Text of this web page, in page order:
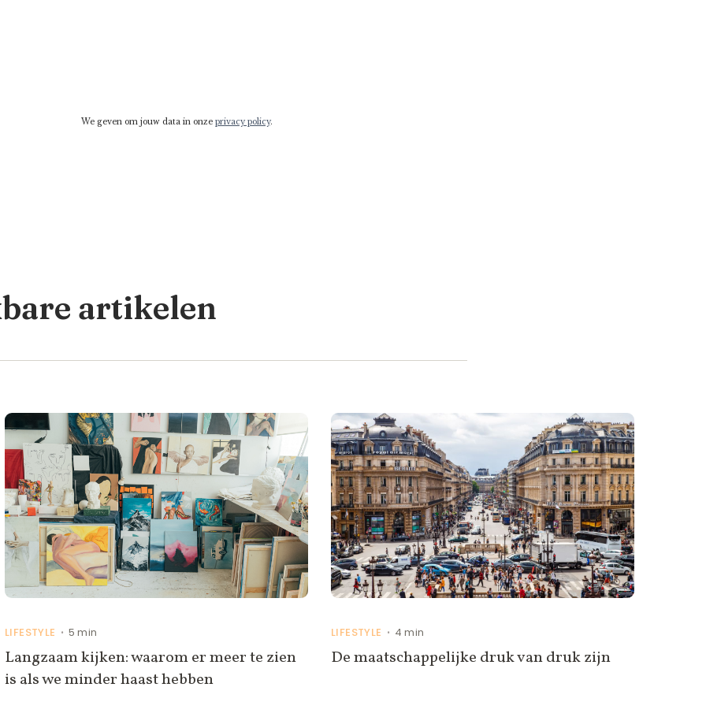
We geven om jouw data in onze privacy policy.
artikelen
LIFESTYLE • 5 min
Langzaam kijken: waarom er meer te zien
is als we minder haast hebben
LIFESTYLE • 4 min
De maatschappelijke druk van druk zijn